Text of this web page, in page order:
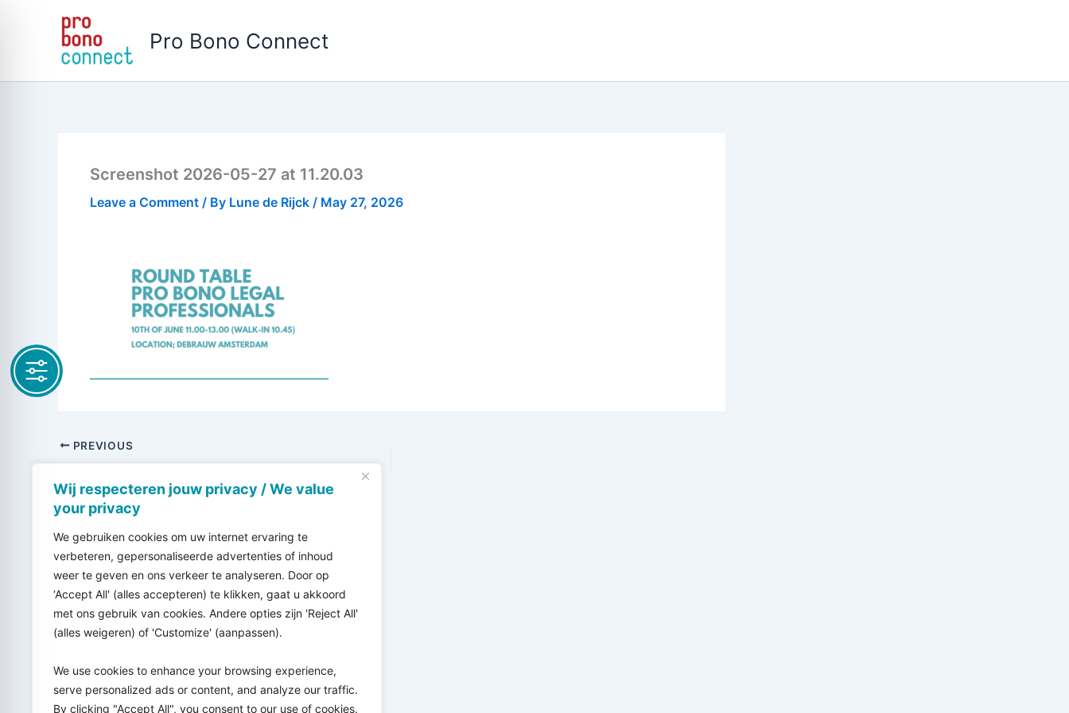
Wij respecteren jouw privacy / We value
your privacy
We gebruiken cookies om uw internet ervaring te
verbeteren, gepersonaliseerde advertenties of inhoud
weer te geven en ons verkeer te analyseren. Door op
‘Accept All' (alles accepteren) te klikken, gaat u akkoord
met ons gebruik van cookies. Andere opties zijn 'Reject All'
(alles weigeren) of 'Customize' (aanpassen).
We use cookies to enhance your browsing experience,
serve personalized ads or content, and analyze our traffic.
By clicking "Accept All", you consent to our use of cookies.
Pro Bono Connect
Screenshot 2026-05-27 at 11.20.03
Leave a Comment / By Lune de Rijck / May 27, 2026
PREVIOUS
EPBW Rondetafelgesprek